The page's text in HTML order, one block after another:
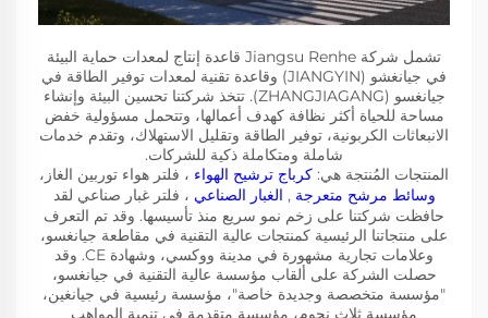
تشمل شركة Jiangsu Renhe قاعدة إنتاج لمعدات حماية البيئة
في جيانغشو (JIANGYIN) وقاعدة تقنية لمعدات توفير الطاقة في
جيانغسو (ZHANGJIAGANG). تتخذ شركتنا تحسين البيئة وإنشاء
مساحة للحياة أكثر نظافة كهدف أعمالها، وتتحمل مسؤولية خفض
الانبعاثات الكربونية، توفير الطاقة وتقليل الاستهلاك، وتقدم خدمات
شاملة ومتكاملة ذكية للشركات.
المنتجات المُنتجة هي: كرباج ترشيح الهواء ، فلتر هواء توربين الغاز،
وسائط مرشح متعرجة, الغبار الصناعي ، فلتر غبار صناعي لقد
حافظت شركتنا على زخم نمو سريع منذ تأسيسها. وقد تم التعرف
على منتجاتنا الرئيسية كمنتجات عالية التقنية في مقاطعة جيانغسو،
وعلامات تجارية مشهورة في مدينة ووكسي، وشهادة CE. وقد
حصلت الشركة على ألقاب مؤسسة عالية التقنية في جيانغسو،
"مؤسسة متخصصة وجديدة خاصة"، مؤسسة رئيسية في جيانغين،
مؤسسة ثلاث نجوم، مؤسسة متقدمة في تنمية المواهب